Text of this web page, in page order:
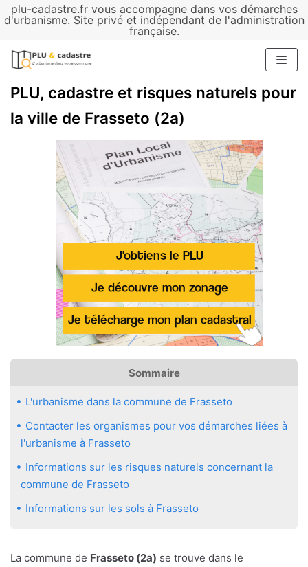
plu-cadastre.fr vous accompagne dans vos démarches
d'urbanisme. Site privé et indépendant de l'administration
française.
Aller
contenu
PLU, cadastre et risques naturels pour
la ville de Frasseto (2a)
Sommaire
L'urbanisme dans la commune de Frasseto
Contacter les organismes pour vos démarches liées à
l'urbanisme à Frasseto
Informations sur les risques naturels concernant la
commune de Frasseto
Informations sur les sols à Frasseto
La commune de Frasseto (2a) se trouve dans le